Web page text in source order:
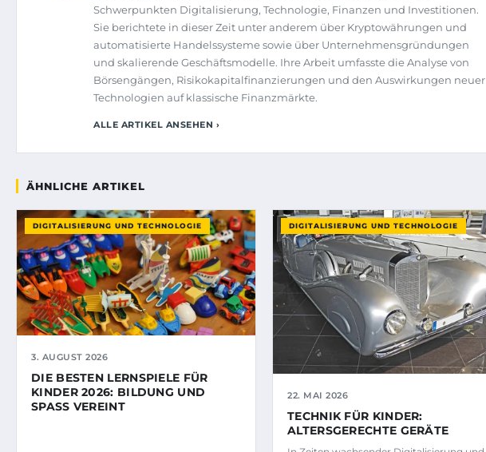
Schwerpunkten Digitalisierung, Technologie, Finanzen und Investitionen.
Sie berichtete in dieser Zeit unter anderem über Kryptowährungen und
automatisierte Handelssysteme sowie über Unternehmensgründungen
und skalierende Geschäftsmodelle. Ihre Arbeit umfasste die Analyse von
Börsengängen, Risikokapitalfinanzierungen und den Auswirkungen neuer
Technologien auf klassische Finanzmärkte.
ALLE ARTIKEL ANSEHEN ›
ÄHNLICHE ARTIKEL
DIGITALISIERUNG UND TECHNOLOGIE
3. AUGUST 2026
DIE BESTEN LERNSPIELE FÜR
KINDER 2026: BILDUNG UND
SPASS VEREINT
DIGITALISIERUNG UND TECHNOLOGIE
22. MAI 2026
TECHNIK FÜR KINDER:
ALTERSGERECHTE GERÄTE